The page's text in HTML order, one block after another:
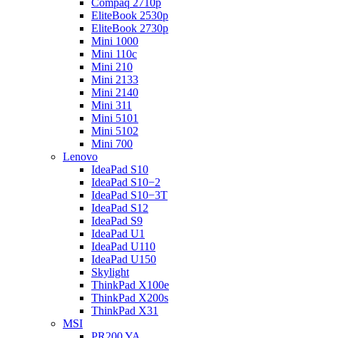
Compaq 2710p
EliteBook 2530p
EliteBook 2730p
Mini 1000
Mini 110c
Mini 210
Mini 2133
Mini 2140
Mini 311
Mini 5101
Mini 5102
Mini 700
Lenovo
IdeaPad S10
IdeaPad S10−2
IdeaPad S10−3T
IdeaPad S12
IdeaPad S9
IdeaPad U1
IdeaPad U110
IdeaPad U150
Skylight
ThinkPad X100e
ThinkPad X200s
ThinkPad X31
MSI